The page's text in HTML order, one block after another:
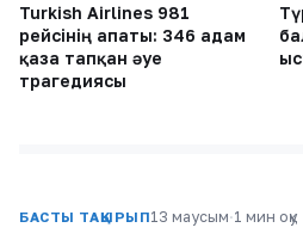
Turkish Airlines 981
рейсінің апаты: 346 адам
қаза тапқан әуе
трагедиясы
БАСТЫ ТАҚЫРЫП13 маусым·1 мин оқу